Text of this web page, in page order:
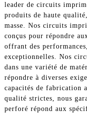
leader de circuits
produits de haute
masse. Nos circuits
conçus pour répondre
offrant des
exceptionnelles. Nos
dans une variété de
répondre à diverses
capacités de fabrication
qualité strictes, nous
perforé répond aux